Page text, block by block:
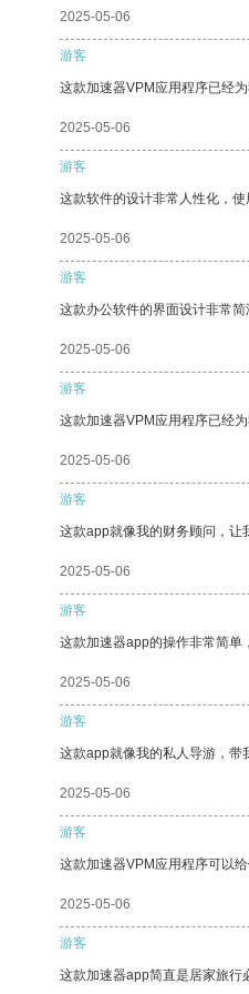
2025-05-06
游客
这款加速器VPM应用程序已经
2025-05-06
游客
这款软件的设计非常人性化，使
2025-05-06
游客
这款办公软件的界面设计非常
2025-05-06
游客
这款加速器VPM应用程序已经
2025-05-06
游客
这款app就像我的财务顾问，让
2025-05-06
游客
这款加速器app的操作非常简单
2025-05-06
游客
这款app就像我的私人导游，带
2025-05-06
游客
这款加速器VPM应用程序可以
2025-05-06
游客
这款加速器app简直是居家旅行